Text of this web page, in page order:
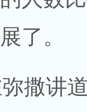
了。
撒讲